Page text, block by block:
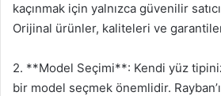
kaçınmak için yalnızca güvenilir
Orijinal ürünler, kaliteleri ve
2. **Model Seçimi**: Kendi yüz
bir model seçmek önemlidir.